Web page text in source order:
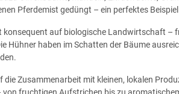
Pferdemist gedüngt – ein perfektes
konsequent auf biologische Landwirtschaft –
Hühner haben im Schatten der Bäume
die Zusammenarbeit mit kleinen, lokalen